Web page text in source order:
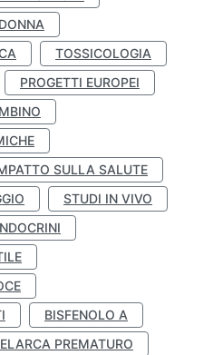
TOSSICOLOGIA
PROGETTI EUROPEI
SULLA SALUTE
STUDI IN VIVO
BISFENOLO A
PREMATURO